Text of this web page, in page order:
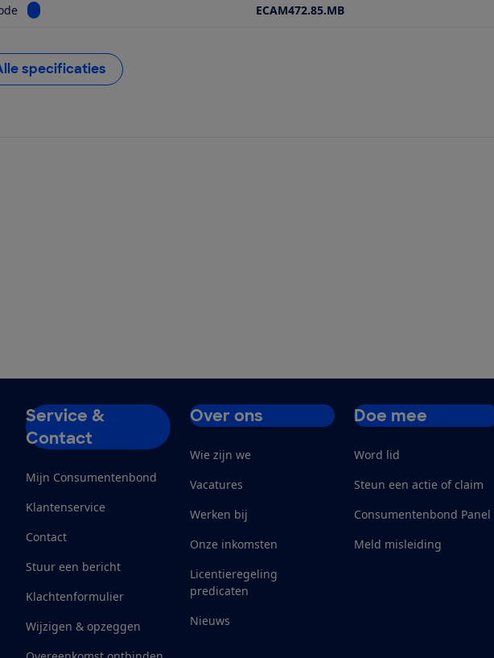
Bekijk informatie voor Modelcode ECAM472.85.MB
specificaties
Service &
Contact
Mijn Consumentenbond
Klantenservice
Contact
Stuur een bericht
Klachtenformulier
Wijzigen & opzeggen
Over ons
Wie zijn we
Vacatures
Werken bij
Onze inkomsten
Licentieregeling
predicaten
Nieuws
Doe mee
Word lid
Steun een actie of claim
Consumentenbond Panel
Meld misleiding